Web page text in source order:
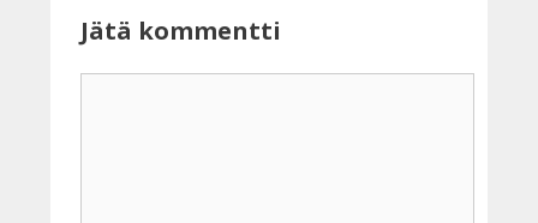
Jätä kommentti